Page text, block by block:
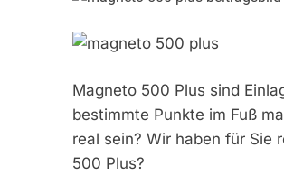
Magneto 500 Plus sind
bestimmte Punkte im Fuß
real sein? Wir haben für Sie
500 Plus?